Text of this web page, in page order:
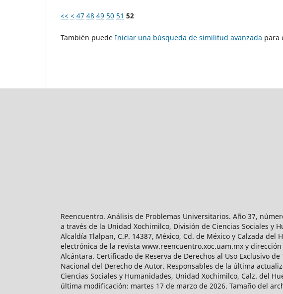
<< < 47 48 49 50 51 52
También puede Iniciar una búsqueda de similitud avanzada para
Reencuentro. Análisis de Problemas Universitarios. Año 37,
a través de la Unidad Xochimilco, División de Ciencias Sociales y
Alcaldía Tlalpan, C.P. 14387, México, Cd. de México y Calzada del
electrónica de la revista www.reencuentro.xoc.uam.mx y
Alcántara. Certificado de Reserva de Derechos al Uso Exclusivo
Nacional del Derecho de Autor. Responsables de la última
Ciencias Sociales y Humanidades, Unidad Xochimilco, Calz. del
última modificación: martes 17 de marzo de 2026. Tamaño del